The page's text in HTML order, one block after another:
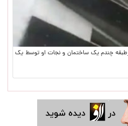
چندم یک ساختمان و نجات او توسط یک